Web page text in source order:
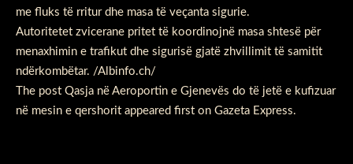
me fluks të rritur dhe masa të veçanta sigurie.
Autoritetet zvicerane pritet të koordinojnë masa shtesë për
menaxhimin e trafikut dhe sigurisë gjatë zhvillimit të samitit
ndërkombëtar. /Albinfo.ch/
The post Qasja në Aeroportin e Gjenevës do të jetë e kufizuar
në mesin e qershorit appeared first on Gazeta Express.